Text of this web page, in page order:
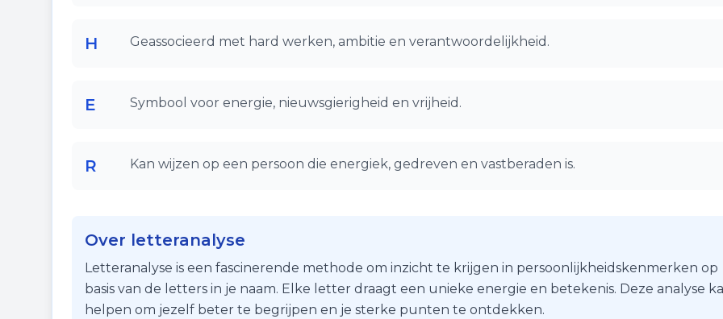
H Geassocieerd met hard werken, ambitie en verantwoordelijkheid.
E Symbool voor energie, nieuwsgierigheid en vrijheid.
R Kan wijzen op een persoon die energiek, gedreven en vastberaden is.
Over letteranalyse
Letteranalyse is een fascinerende methode om inzicht te krijgen in persoonlijkheidskenmerken op
basis van de letters in je naam. Elke letter draagt een unieke energie en betekenis. Deze analyse
helpen om jezelf beter te begrijpen en je sterke punten te ontdekken.